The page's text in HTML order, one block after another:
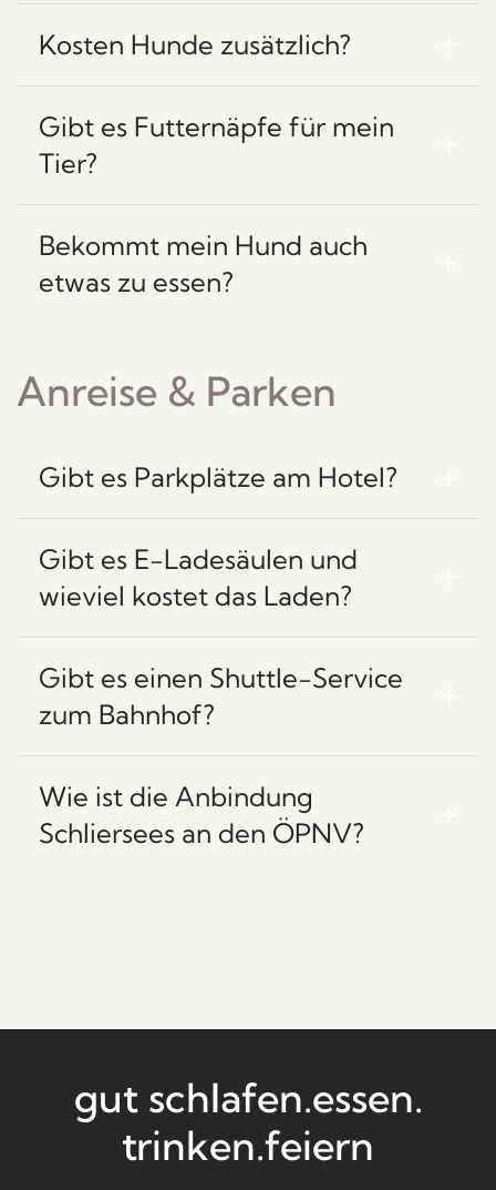
Kosten Hunde zusätzlich?
Gibt es Futternäpfe für mein
Tier?
Bekommt mein Hund auch
etwas zu essen?
Anreise & Parken
Gibt es Parkplätze am Hotel?
Gibt es E-Ladesäulen und
wieviel kostet das Laden?
Gibt es einen Shuttle-Service
zum Bahnhof?
Wie ist die Anbindung
Schliersees an den ÖPNV?
gut schlafen.essen.
trinken.feiern